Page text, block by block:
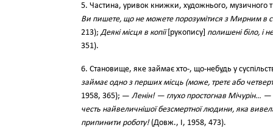
5. Частина, уривок книжки, художнього, музичного
Ви пишете, що не можете порозумітися з Мирним в
213);Деякі місця в копії[рукопису] полишені біло, і
351).
6. Становище, яке займає хто-, що-небудь у
займає одно з перших місць (може, третє або
1958, 365); — Ленін! — глухо простогнав Мічурін…
честь найвеличнішої безсмертної людини, яка
припинити роботу!(Довж., І, 1958, 473).